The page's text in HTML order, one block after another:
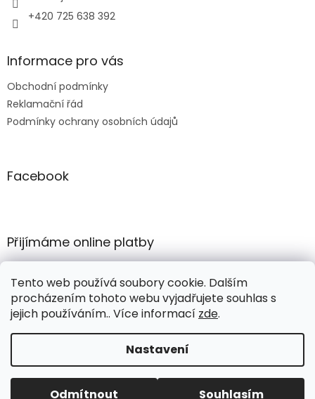
Tento web používá soubory cookie. Dalším
procházením tohoto webu vyjadřujete souhlas s
jejich používáním.. Více informací zde.
Nastavení
Odmítnout Souhlasím
+420 725 638 392
Informace pro vás
Obchodní podmínky
Reklamační řád
Podmínky ochrany osobních údajů
Facebook
Přijímáme online platby
Vytvořil Shoptet
Copyright 2026COMERTEX e-shop. Všechna práva
vyhrazena.
Upravit nastavení cookies